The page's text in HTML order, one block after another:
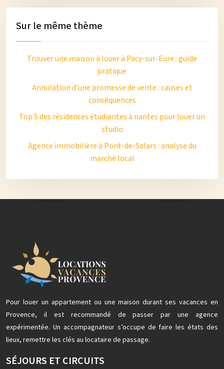
Sur le même thème
Trouver une maison à louer à Pacy-sur-Eure : guide
pratique
Annulation d’une promesse de vente : causes et
conséquences
Top 5 des résidences étudiantes à nantes pour louer un
studio
Agence immobilière à Pont-de-Salars : analyse du
marché local
Pour louer un appartement ou une maison durant ses vacances en
Provence, il est recommandé de passer par une agence
expérimentée. Un accompagnateur s’occupe de faire les états des
lieux, remettre les clés au locataire de passage.
SÉJOURS ET CIRCUITS